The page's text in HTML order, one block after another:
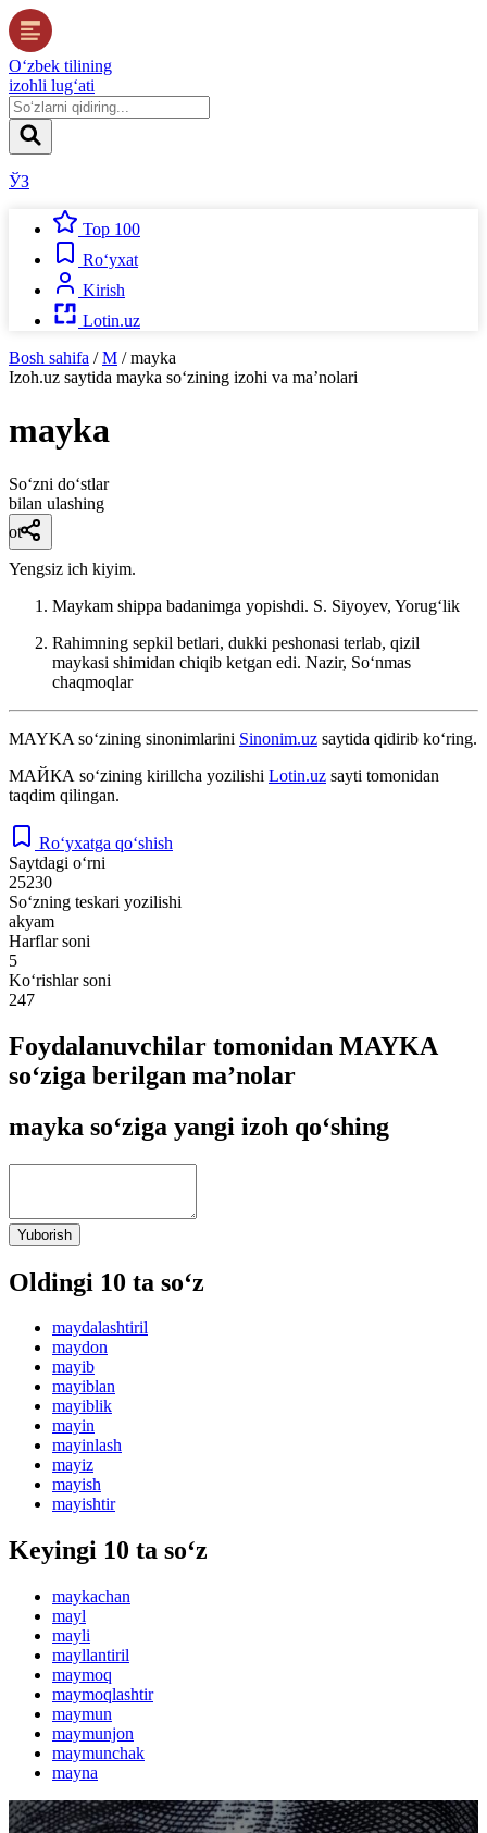
O‘zbek tilining
izohli lug‘ati
ЎЗ
Top 100
Ro‘yxat
Kirish
Lotin.uz
Bosh sahifa / M / mayka
Izoh.uz saytida mayka so‘zining izohi va ma’nolari
mayka
So‘zni do‘stlar
bilan ulashing
ot
Yengsiz ich kiyim.
Maykam shippa badanimga yopishdi. S. Siyoyev, Yorugʻlik
Rahimning sepkil betlari, dukki peshonasi terlab, qizil
maykasi shimidan chiqib ketgan edi. Nazir, Soʻnmas
chaqmoqlar
MAYKA so‘zining sinonimlarini Sinonim.uz saytida qidirib ko‘ring.
МАЙКА so‘zining kirillcha yozilishi Lotin.uz sayti tomonidan
taqdim qilingan.
Ro‘yxatga qo‘shish
Saytdagi o‘rni
25230
So‘zning teskari yozilishi
akyam
Harflar soni
5
Ko‘rishlar soni
247
Foydalanuvchilar tomonidan MAYKA
so‘ziga berilgan ma’nolar
mayka so‘ziga yangi izoh qo‘shing
Yuborish
Oldingi 10 ta so‘z
maydalashtiril
maydon
mayib
mayiblan
mayiblik
mayin
mayinlash
mayiz
mayish
mayishtir
Keyingi 10 ta so‘z
maykachan
mayl
mayli
mayllantiril
maymoq
maymoqlashtir
maymun
maymunjon
maymunchak
mayna